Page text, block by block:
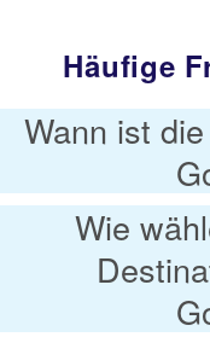
Häufige
Wann ist
Wie